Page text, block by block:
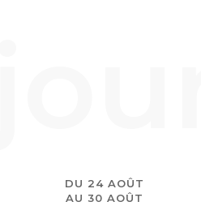
DU 24 AOÛT
AU 30 AOÛT